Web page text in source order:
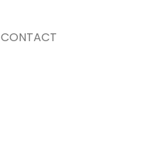
CONTACT